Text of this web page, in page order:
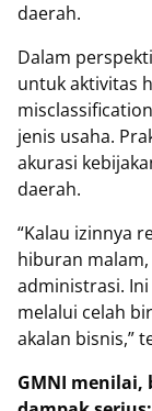
daerah.
Dalam
untuk aktivitas
jenis usaha.
akurasi
daerah.
“Kalau izinnya
hiburan
administrasi.
melalui celah
akalan bisnis,”
GMNI